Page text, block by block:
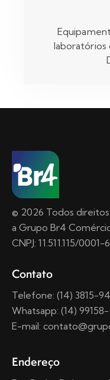
laboratórios
© 2026 Todos
a Grupo Br4
CNPJ: 11.511.115/0001-
Contato
Telefone: (14) 3815-
Whatsapp: (14)
E-mail:
Endereço